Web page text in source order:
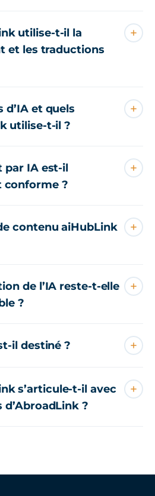
utilise-t-il la
et les traductions
d’IA et quels
utilise-t-il ?
par IA est-il
?
contenu aiHubLink
de l’IA reste-t-elle
?
il destiné ?
s’articule-t-il avec
?